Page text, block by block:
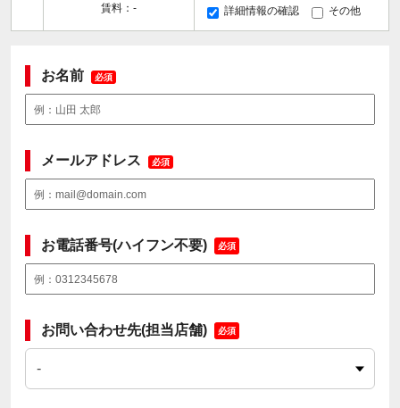
賃料：-
詳細情報の確認 その他
お名前 必須
メールアドレス 必須
お電話番号(ハイフン不要) 必須
お問い合わせ先(担当店舗) 必須